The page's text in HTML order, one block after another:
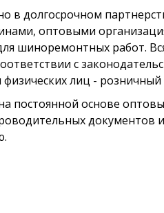
в долгосрочном
оптовыми
шиноремонтных работ.
с
лиц -
постоянной основе
документов